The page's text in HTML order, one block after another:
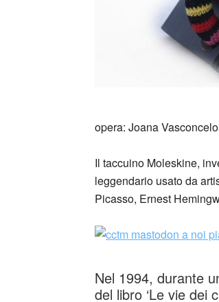
opera: Joana
Il taccuino Moleskine,
leggendario usato da
Picasso, Ernest
Nel 1994, durante
del libro ‘Le vie dei